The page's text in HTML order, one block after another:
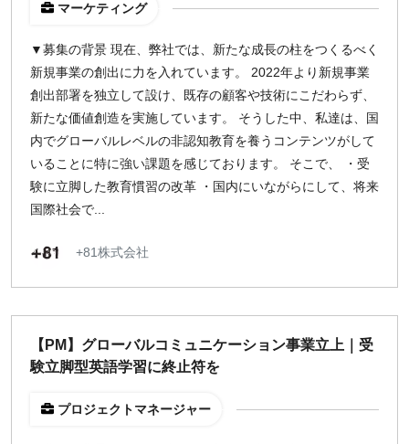
マーケティング
▼募集の背景 現在、弊社では、新たな成長の柱をつくるべく
新規事業の創出に力を入れています。 2022年より新規事業
創出部署を独立して設け、既存の顧客や技術にこだわらず、
新たな価値創造を実施しています。 そうした中、私達は、国
内でグローバルレベルの非認知教育を養うコンテンツがして
いることに特に強い課題を感じております。 そこで、 ・受
験に立脚した教育慣習の改革 ・国内にいながらにして、将来
国際社会で...
+81株式会社
【PM】グローバルコミュニケーション事業立上｜受
験立脚型英語学習に終止符を
プロジェクトマネージャー